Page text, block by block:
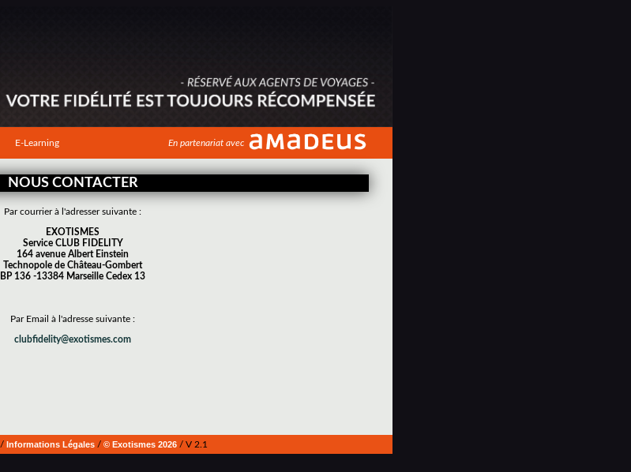
E-Learning En partenariat avec
NOUS CONTACTER
Par courrier à l'adresser suivante :
EXOTISMES
Service CLUB FIDELITY
164 avenue Albert Einstein
Technopole de Château-Gombert
BP 136 -13384 Marseille Cedex 13
Par Email à l'adresse suivante :
clubfidelity@exotismes.com
/ Informations Légales/ © Exotismes 2026/ V 2.1